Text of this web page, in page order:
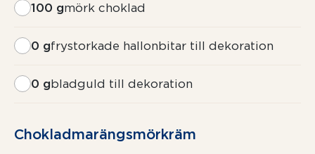
100 gmörk choklad
0 gfrystorkade hallonbitar till dekoration
0 gbladguld till dekoration
Chokladma­rängs­mörkräm